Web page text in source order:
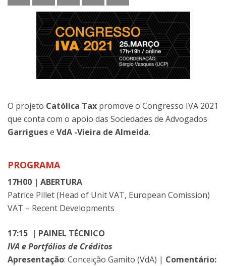
O projeto Católica Tax promove o Congresso IVA 2021
que conta com o apoio das Sociedades de Advogados
Garriguese VdA -Vieira de Almeida.
PROGRAMA
17H00 | ABERTURA
Patrice Pillet (Head of Unit VAT, European Comission)
VAT – Recent Developments
17:15 | PAINEL TÉCNICO
IVA e Portfólios de Créditos
Apresentação: Conceição Gamito (VdA) | Comentário: